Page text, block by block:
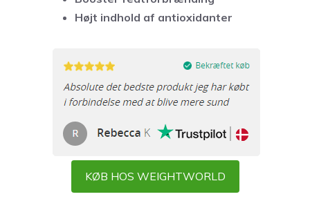
Højt indhold af antioxidanter
KØB HOS WEIGHTWORLD